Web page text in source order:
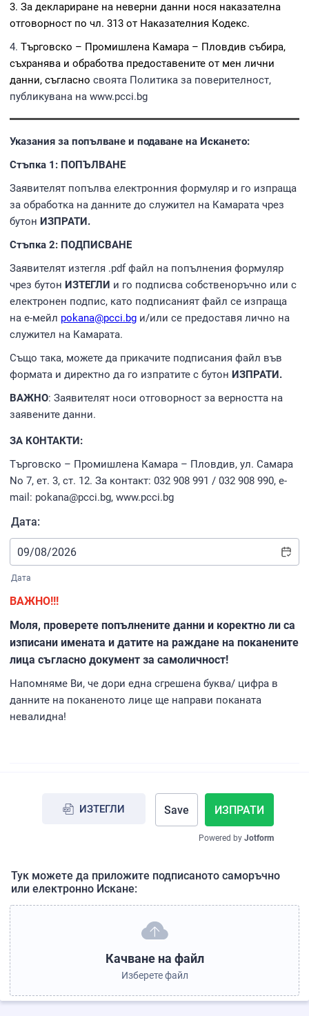
3. За деклариране на неверни данни нося наказателна
отговорност по чл. 313 от Наказателния Кодекс.
4. Търговско – Промишлена Камара – Пловдив събира,
съхранява и обработва предоставените от мен лични
данни, съгласно своята Политика за поверителност,
публикувана на www.pcci.bg
Указания за попълване и подаване на Искането:
Стъпка 1: ПОПЪЛВАНЕ
Заявителят попълва електронния формуляр и го изпраща
за обработка на данните до служител на Камарата чрез
бутон ИЗПРАТИ.
Стъпка 2: ПОДПИСВАНЕ
Заявителят изтегля .pdf файл на попълнения формуляр
чрез бутон ИЗТЕГЛИ и го подписва собственоръчно или с
електронен подпис, като подписаният файл се изпраща
на е-мейл pokana@pcci.bg и/или се предоставя лично на
служител на Камарата.
Също така, можете да прикачите подписания файл във
формата и директно да го изпратите с бутон ИЗПРАТИ.
ВАЖНО: Заявителят носи отговорност за верността на
заявените данни.
ЗА КОНТАКТИ:
Търговско – Промишлена Камара – Пловдив, ул. Самара
No 7, ет. 3, ст. 12. За контакт: 032 908 991 / 032 908 990, е-
mail: pokana@pcci.bg, www.pcci.bg
Дата:
Дата
ВАЖНО!!!
Моля, проверете попълнените данни и коректно ли са
изписани имената и датите на раждане на поканените
лица съгласно документ за самоличност!
Напомняме Ви, че дори една сгрешена буква/ цифра в
данните на поканеното лице ще направи поканата
невалидна!
ИЗТЕГЛИ Save ИЗПРАТИ
Powered by Jotform
Тук можете да приложите подписаното саморъчно
или електронно Искане:
Качване на файл
Изберете файл